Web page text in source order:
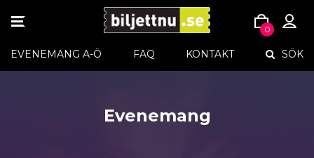
to
content
TOGGLE
0
EVENEMANG A-Ö FAQ KONTAKT SÖK
Evenemang